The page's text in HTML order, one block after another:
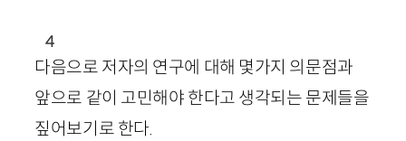
4
다음으로 저자의 연구에 대해 몇가지 의문점과
앞으로 같이 고민해야 한다고 생각되는 문제들을
짚어보기로 한다.